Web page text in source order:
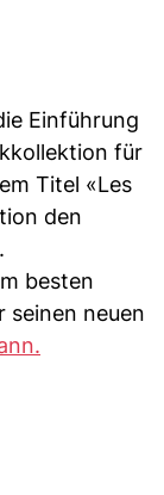
Einführung
für
Titel «Les
den
besten
seinen neuen